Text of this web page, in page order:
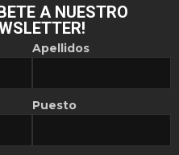
A NUESTRO
Apellidos
Puesto